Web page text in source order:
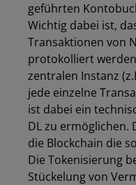
geführten
Wichtig dabei ist,
Transaktionen von
protokolliert
zentralen Instanz
jede einzelne
ist dabei ein
DL zu
die Blockchain die
Die Tokenisierung
Stückelung von